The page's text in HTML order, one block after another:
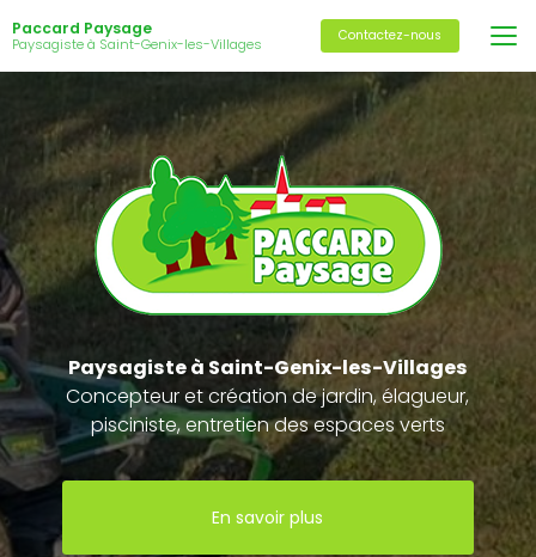
au
contenu
principal
Paccard Paysage
Paysagiste à Saint-Genix-les-Villages Contactez-nous
Paysagisteà Saint-Genix-les-Villages
Concepteur et création de jardin, élagueur,
pisciniste, entretien des espaces verts
En savoir plus